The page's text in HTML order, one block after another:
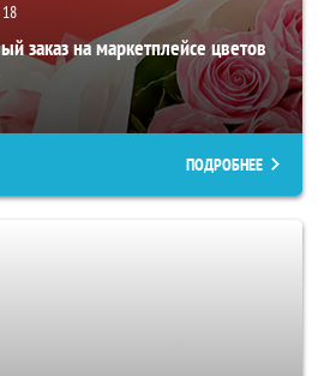
18
заказ на маркетплейсе цветов
ПОДРОБНЕЕ